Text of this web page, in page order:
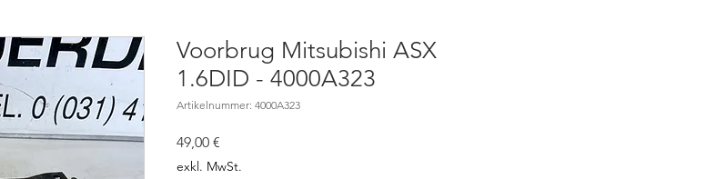
Voorbrug Mitsubishi ASX
1.6DID - 4000A323
Artikelnummer: 4000A323
49,00 €
exkl. MwSt.